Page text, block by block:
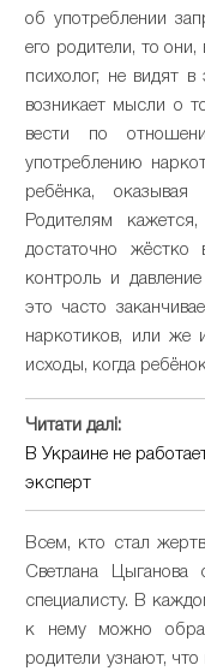
об употреблении
его родители, то они,
психолог, не видят
возникает мысли о
вести по
употреблению
ребёнка,
Родителям
достаточно жёстко
контроль и
это часто
наркотиков, или же
исходы, когда
Читати далі:
В Украине не
эксперт
Всем, кто стал
Светлана Цыганова
специалисту. В
к нему можно
родители узнают, что